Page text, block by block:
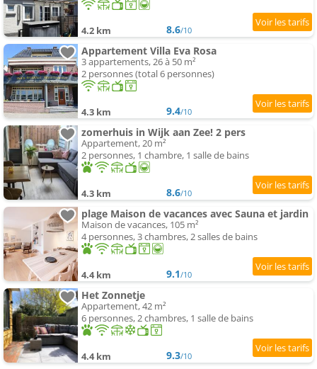
4.2 km 8.6/10
Appartement Villa Eva Rosa
3 appartements, 26 à 50 m²
2 personnes (total 6 personnes)
4.3 km 9.4/10
zomerhuis in Wijk aan Zee! 2 pers
Appartement, 20 m²
2 personnes, 1 chambre, 1 salle de bains
4.3 km 8.6/10
plage Maison de vacances avec Sauna et jardin
Maison de vacances, 105 m²
4 personnes, 3 chambres, 2 salles de bains
4.4 km 9.1/10
Het Zonnetje
Appartement, 42 m²
6 personnes, 2 chambres, 1 salle de bains
4.4 km 9.3/10